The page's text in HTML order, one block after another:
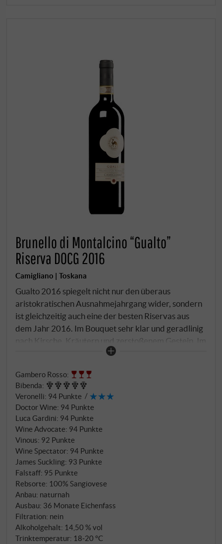
Brunello di Montalcino “Gualto”
Riserva DOCG 2016
Camigliano | Toskana
Gualto 2016 spiegelt nicht nur den überaus
aristokratischen Ausnahmejahrgang wider, sondern
ist gleichzeitig auch eine der besten Riservas aus
dem Jahr 2016. Im Bouquet sehr klar und geradlinig
nach Kirsche, Kräutern und zerstoßenem Gestein. Im
Trunk voll und anschmiegsam, seine Textur ist
zweiten Schritt zur Geltung und sind hervorragend
abgestimmt. Dieser Wein wird seine wahre Größe
zwar erst in einigen Jahren offenbaren, aber er
bietet schon heute ein äußerst schmackhaftes und
einnehmendes Wesen. Für eine Riserva hat er
überraschend viel Frucht und eine Eleganz, die ihn zu
den charmantesten Vertretern seiner Art macht.
Dieser Wein (keine 4.000 Flaschen wurden
abgefüllt) darf in keinem gut sortierten Weinkeller
fehlen! SUPERIORE.DE
Gambero Rosso:
Bibenda:
Veronelli: 94 Punkte
Doctor Wine: 94 Punkte
Luca Gardini: 94 Punkte
Wine Advocate: 94 Punkte
Vinous: 92 Punkte
Wine Spectator: 94 Punkte
James Suckling: 93 Punkte
Falstaff: 95 Punkte
Rebsorte: 100% Sangiovese
Anbau: naturnah
Ausbau: 36 Monate Eichenfass
Filtration: nein
Alkoholgehalt: 14,50 % vol
Trinktemperatur: 18‑20 °C